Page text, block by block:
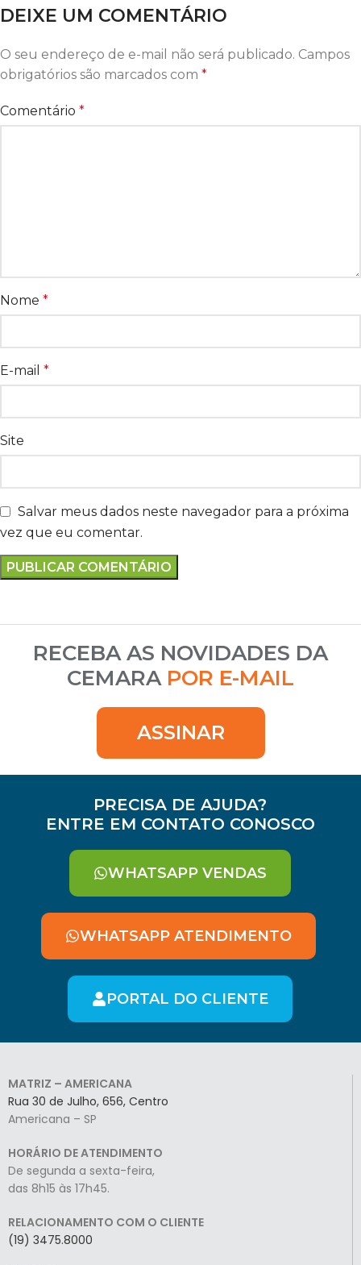
DEIXE UM COMENTÁRIO
O seu endereço de e-mail não será publicado. Campos
obrigatórios são marcados com *
Comentário *
Nome *
E-mail *
Site
Salvar meus dados neste navegador para a próxima
vez que eu comentar.
RECEBA AS NOVIDADES DA
CEMARA POR E-MAIL
ASSINAR
PRECISA DE AJUDA?
ENTRE EM CONTATO CONOSCO
WHATSAPP VENDAS
WHATSAPP ATENDIMENTO
PORTAL DO CLIENTE
MATRIZ – AMERICANA
Rua 30 de Julho, 656, Centro
Americana – SP
HORÁRIO DE ATENDIMENTO
De segunda a sexta-feira,
das 8h15 às 17h45.
RELACIONAMENTO COM O CLIENTE
(19) 3475.8000